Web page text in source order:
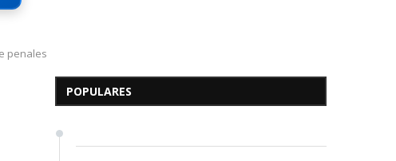
penales
POPULARES
Desconocidos del...
7 de mayo de 2026